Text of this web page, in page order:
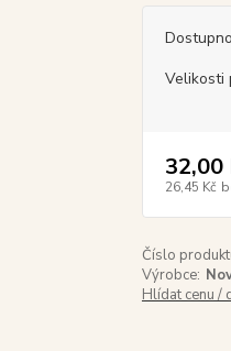
Velikosti
32,00
26,45 Kč
Číslo
Výrobce:
Hlídat cenu /